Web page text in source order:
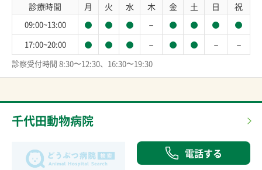
診療時間 月 火 水 木 金 土 日 祝
09:00~13:00 －
17:00~20:00 － － －
診察受付時間 8:30〜12:30、16:30〜19:30
千代田動物病院
電話する